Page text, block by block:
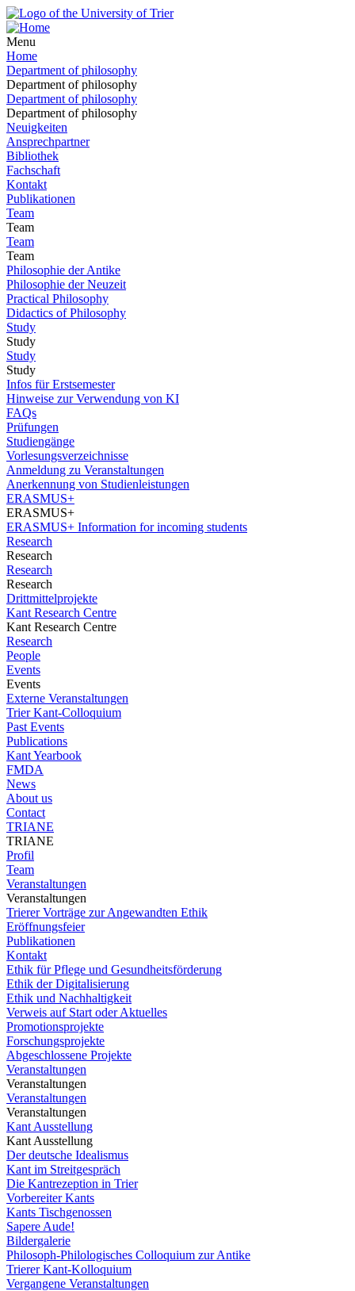
Menu
Home
Department of philosophy
Department of philosophy
Department of philosophy
Department of philosophy
Neuigkeiten
Ansprechpartner
Bibliothek
Fachschaft
Kontakt
Publikationen
Team
Team
Team
Team
Philosophie der Antike
Philosophie der Neuzeit
Practical Philosophy
Didactics of Philosophy
Study
Study
Study
Study
Infos für Erstsemester
Hinweise zur Verwendung von KI
FAQs
Prüfungen
Studiengänge
Vorlesungsverzeichnisse
Anmeldung zu Veranstaltungen
Anerkennung von Studienleistungen
ERASMUS+
ERASMUS+
ERASMUS+ Information for incoming students
Research
Research
Research
Research
Drittmittelprojekte
Kant Research Centre
Kant Research Centre
Research
People
Events
Events
Externe Veranstaltungen
Trier Kant-Colloquium
Past Events
Publications
Kant Yearbook
FMDA
News
About us
Contact
TRIANE
TRIANE
Profil
Team
Veranstaltungen
Veranstaltungen
Trierer Vorträge zur Angewandten Ethik
Eröffnungsfeier
Publikationen
Kontakt
Ethik für Pflege und Gesundheitsförderung
Ethik der Digitalisierung
Ethik und Nachhaltigkeit
Verweis auf Start oder Aktuelles
Promotionsprojekte
Forschungsprojekte
Abgeschlossene Projekte
Veranstaltungen
Veranstaltungen
Veranstaltungen
Veranstaltungen
Kant Ausstellung
Kant Ausstellung
Der deutsche Idealismus
Kant im Streitgespräch
Die Kantrezeption in Trier
Vorbereiter Kants
Kants Tischgenossen
Sapere Aude!
Bildergalerie
Philosoph-Philologisches Colloquium zur Antike
Trierer Kant-Kolloquium
Vergangene Veranstaltungen